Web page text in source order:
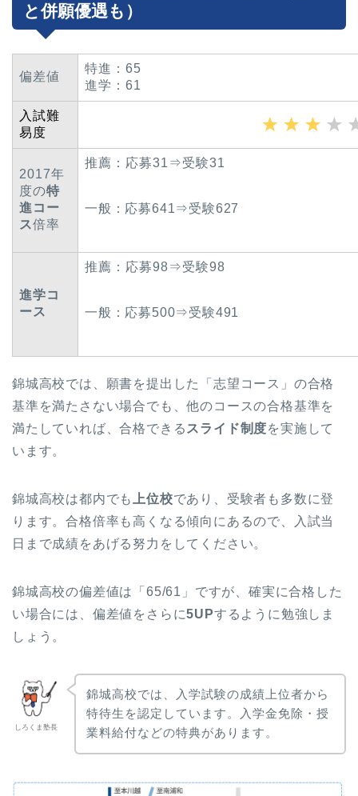
と併願優遇も）
偏差値
特進：65
進学：61
入試難
易度
2017年
度の特
進コー
ス倍率
推薦：応募31⇒受験31
一般：応募641⇒受験627
進学コ
ース
推薦：応募98⇒受験98
一般：応募500⇒受験491
錦城高校では、願書を提出した「志望コース」の合格
基準を満たさない場合でも、他のコースの合格基準を
満たしていれば、合格できる スライド制度を実施して
います。
錦城高校は都内でも 上位校であり、受験者も多数に登
ります。合格倍率も高くなる傾向にあるので、入試当
日まで成績をあげる努力をしてください。
錦城高校の偏差値は「65/61」ですが、確実に合格した
い場合には、偏差値をさらに5UPするように勉強しま
しょう。
しろくま塾長
錦城高校では、入学試験の成績上位者から
特待生を認定しています。入学金免除・授
業料給付などの特典があります。